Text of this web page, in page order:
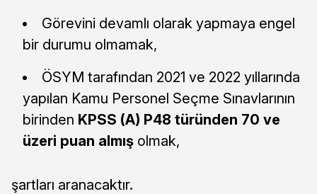
Görevini devamlı olarak yapmaya engel
bir durumu olmamak,
ÖSYM tarafından 2021 ve 2022 yıllarında
yapılan Kamu Personel Seçme Sınavlarının
birinden KPSS (A) P48 türünden 70 ve
üzeri puan almış olmak,
şartları aranacaktır.